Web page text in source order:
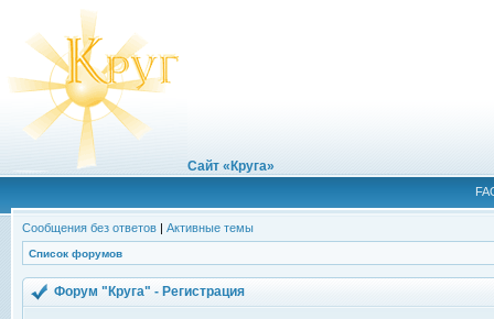
Сайт «Круга»
Сообщения без ответов | Активные темы
Список форумов
Форум "Круга" - Регистрация